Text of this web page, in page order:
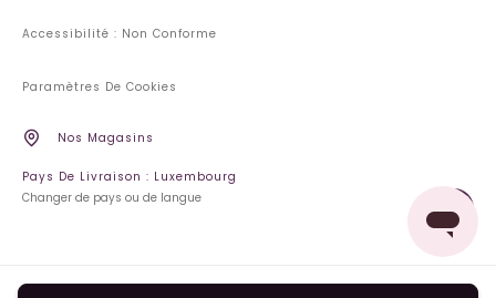
Accessibilité : Non Conforme
Paramètres De Cookies
Nos Magasins
Pays De Livraison : Luxembourg
Changer de pays ou de langue